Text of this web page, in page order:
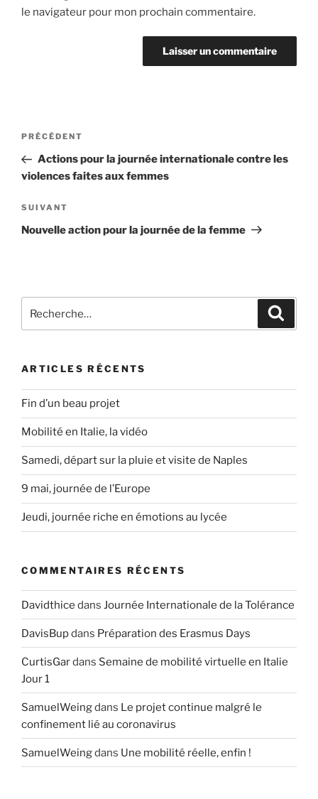
le navigateur pour mon prochain commentaire.
Navigation
l’article
Article
précédent
PRÉCÉDENT
Actions pour la journée internationale contre les
violences faites aux femmes
Article
suivant
SUIVANT
Nouvelle action pour la journée de la femme
pour
ARTICLES RÉCENTS
Fin d’un beau projet
Mobilité en Italie, la vidéo
Samedi, départ sur la pluie et visite de Naples
9 mai, journée de l’Europe
Jeudi, journée riche en émotions au lycée
COMMENTAIRES RÉCENTS
Davidthice dans Journée Internationale de la Tolérance
DavisBupdans Préparation des Erasmus Days
CurtisGardans Semaine de mobilité virtuelle en Italie
Jour 1
SamuelWeingdans Le projet continue malgré le
confinement lié au coronavirus
SamuelWeingdans Une mobilité réelle, enfin !